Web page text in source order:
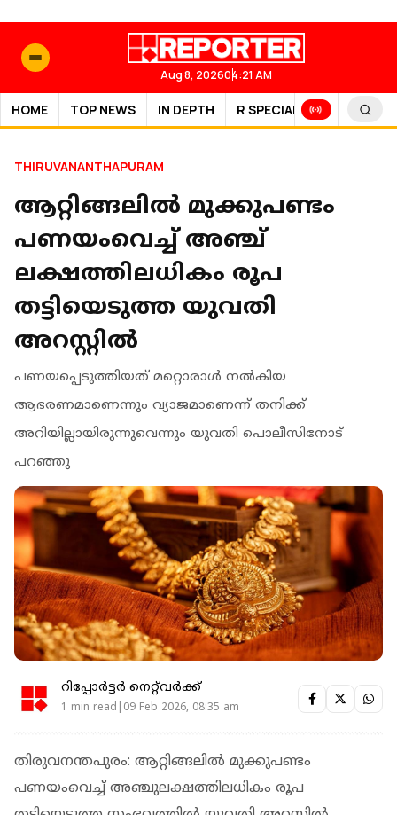
Aug 8, 202604:21 AM
HOME TOP NEWS IN DEPTH R SPECIAL SPORTS
THIRUVANANTHAPURAM
ആറ്റിങ്ങലില്‍ മുക്കുപണ്ടം
പണയംവെച്ച് അഞ്ച്
ലക്ഷത്തിലധികം രൂപ
തട്ടിയെടുത്ത യുവതി
അറസ്റ്റില്‍
പണയപ്പെടുത്തിയത് മറ്റൊരാള്‍ നല്‍കിയ
ആഭരണമാണെന്നും വ്യാജമാണെന്ന് തനിക്ക്
അറിയില്ലായിരുന്നുവെന്നും യുവതി പൊലീസിനോട്
പറഞ്ഞു
റിപ്പോർട്ടർ നെറ്റ്‌വര്‍ക്ക്‌
1 min read|09 Feb 2026, 08:35 am
തിരുവനന്തപുരം: ആറ്റിങ്ങലില്‍ മുക്കുപണ്ടം
പണയംവെച്ച് അഞ്ചുലക്ഷത്തിലധികം രൂപ